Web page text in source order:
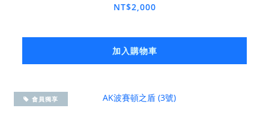
NT$2,000
加入購物車
會員獨享